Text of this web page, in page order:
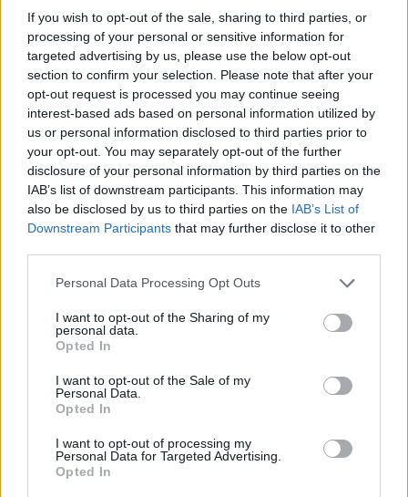
If you wish to opt-out of the sale, sharing to third parties, or
processing of your personal or sensitive information for
targeted advertising by us, please use the below opt-out
section to confirm your selection. Please note that after your
opt-out request is processed you may continue seeing
interest-based ads based on personal information utilized by
us or personal information disclosed to third parties prior to
your opt-out. You may separately opt-out of the further
disclosure of your personal information by third parties on the
IAB’s list of downstream participants. This information may
also be disclosed by us to third parties on the IAB’s List of
Downstream Participants that may further disclose it to other
Personal Data Processing Opt Outs
I want to opt-out of the Sharing of my
personal data.
Opted In
I want to opt-out of the Sale of my
Personal Data.
Opted In
I want to opt-out of processing my
Personal Data for Targeted Advertising.
Opted In
Tutti gli aggiornamenti del regolamento di
World Rugby>>clicca qui<<